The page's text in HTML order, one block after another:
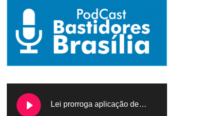
Lei prorroga aplicação de recursos do FGTS em hospitais filantrópicos